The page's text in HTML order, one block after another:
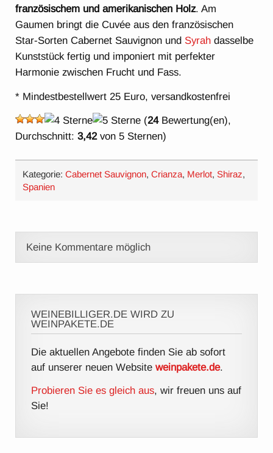
französischem und amerikanischen Holz. Am
Gaumen bringt die Cuvée aus den französischen
Star-Sorten Cabernet Sauvignon und Syrah dasselbe
Kunststück fertig und imponiert mit perfekter
Harmonie zwischen Frucht und Fass.
* Mindestbestellwert 25 Euro, versandkostenfrei
(24Bewertung(en),
Durchschnitt:3,42von 5 Sternen)
Kategorie:Cabernet Sauvignon,Crianza, Merlot,Shiraz,
Spanien
Keine Kommentare möglich
WEINEBILLIGER.DE WIRD ZU
WEINPAKETE.DE
Die aktuellen Angebote finden Sie ab sofort
auf unserer neuen Websiteweinpakete.de.
Probieren Sie es gleich aus, wir freuen uns auf
Sie!